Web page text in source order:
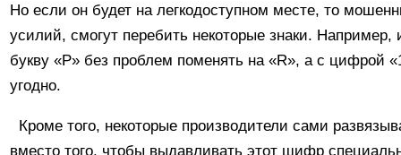
Но если он будет на легкодоступном месте, то
усилий, смогут перебить некоторые знаки. Например,
букву «P» без проблем поменять на «R», а с цифрой
угодно.
Кроме того, некоторые производители сами
вместо того, чтобы выдавливать этот шифр